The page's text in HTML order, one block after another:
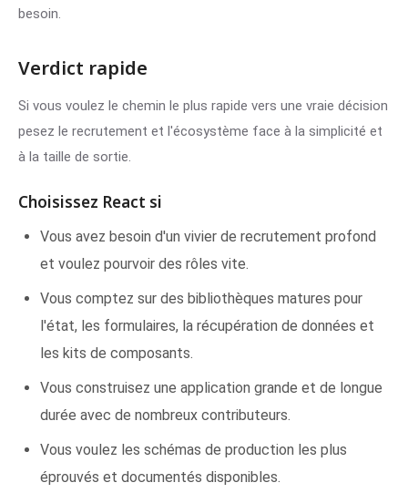
besoin.
Verdict rapide
Si vous voulez le chemin le plus rapide vers une vraie décision
pesez le recrutement et l'écosystème face à la simplicité et
à la taille de sortie.
Choisissez React si
Vous avez besoin d'un vivier de recrutement profond
et voulez pourvoir des rôles vite.
Vous comptez sur des bibliothèques matures pour
l'état, les formulaires, la récupération de données et
les kits de composants.
Vous construisez une application grande et de longue
durée avec de nombreux contributeurs.
Vous voulez les schémas de production les plus
éprouvés et documentés disponibles.